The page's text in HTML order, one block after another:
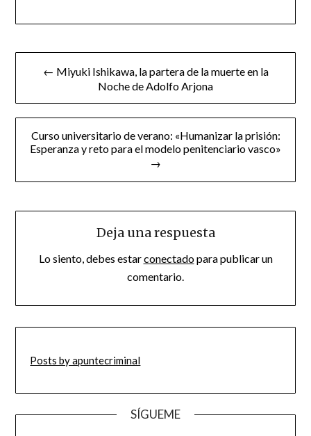
Navegación
← Miyuki Ishikawa, la partera de la muerte en la
Noche de Adolfo Arjona
Curso universitario de verano: «Humanizar la prisión:
Esperanza y reto para el modelo penitenciario vasco»
→
Deja una respuesta
Lo siento, debes estarconectadopara publicar un
comentario.
Posts by apuntecriminal
SÍGUEME